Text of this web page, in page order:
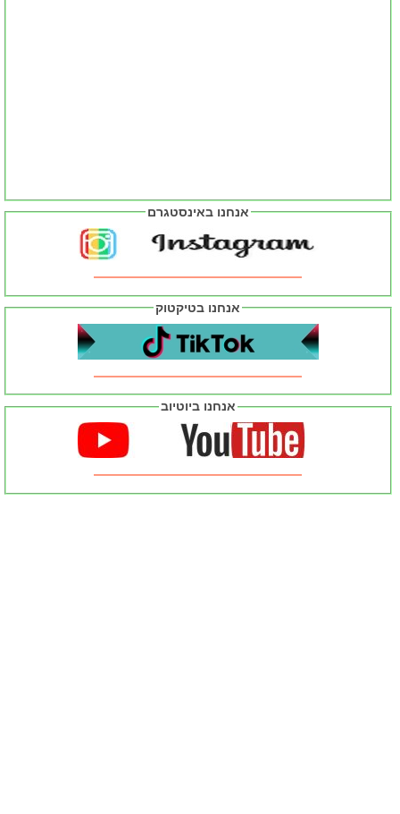
אנחנו באינסטגרם
אנחנו בטיקטוק
אנחנו ביוטיוב